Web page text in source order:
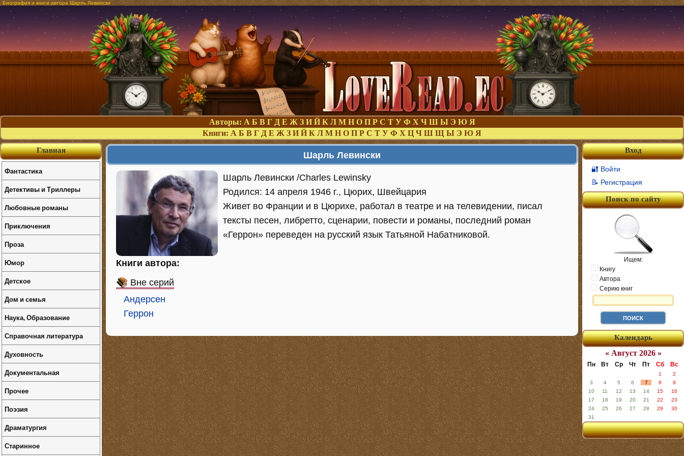
Биография и книги автора Шарль Левински
Авторы: А Б В Г Д Е Ж З И Й К Л М Н О П Р С Т У Ф Х Ч Ш Ы Э Ю Я
Книги: А Б В Г Д Е Ж З И Й К Л М Н О П Р С Т У Ф Х Ц Ч Ш Щ Ы Э Ю Я
Шарль Левински
Шарль Левински /Charles Lewinsky
Родился: 14 апреля 1946 г., Цюрих, Швейцария
Живет во Франции и в Цюрихе, работал в театре и на телевидении, писал
тексты песен, либретто, сценарии, повести и романы, последний роман
«Геррон» переведен на русский язык Татьяной Набатниковой.
Книги автора:
Вне серий
Андерсен
Геррон
Вход
🔐 Войти
📝 Регистрация
Поиск по сайту
Ищем:
Книгу
Автора
Серию книг
Календарь
« Август 2026 »
Пн Вт Ср Чт Пт Сб Вс
1
2
3
4 5 6 7 8
9
10
11 12 13 14 15
16
17
18 19 20 21 22
23
24
25 26 27 28 29
30
31
Главная
Фантастика
Детективы и Триллеры
Любовные романы
Приключения
Проза
Юмор
Детское
Дом и семья
Наука, Образование
Справочная литература
Духовность
Документальная
Прочее
Поэзия
Драматургия
Старинное